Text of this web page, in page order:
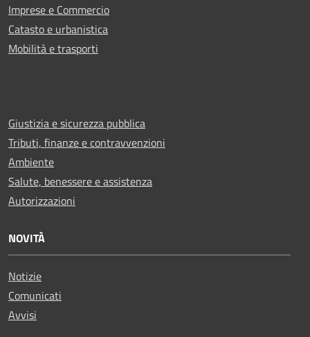
Imprese e Commercio
Catasto e urbanistica
Mobilità e trasporti
Giustizia e sicurezza pubblica
Tributi, finanze e contravvenzioni
Ambiente
Salute, benessere e assistenza
Autorizzazioni
NOVITÀ
Notizie
Comunicati
Avvisi